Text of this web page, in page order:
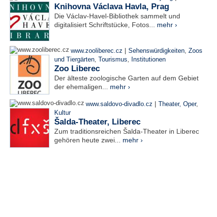
Knihovna Václava Havla, Prag
Die Václav-Havel-Bibliothek sammelt und
digitalisiert Schriftstücke, Fotos... mehr ›
www.zooliberec.cz | Sehenswürdigkeiten, Zoos
und Tiergärten, Tourismus, Institutionen
Zoo Liberec
Der älteste zoologische Garten auf dem Gebiet
der ehemaligen... mehr ›
www.saldovo-divadlo.cz | Theater, Oper,
Kultur
Šalda-Theater, Liberec
Zum traditionsreichen Šalda-Theater in Liberec
gehören heute zwei... mehr ›